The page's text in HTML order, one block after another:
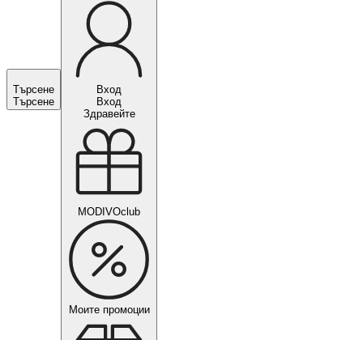
Търсене
Търсене
Вход
Вход
Здравейте
MODIVOclub
Моите промоции